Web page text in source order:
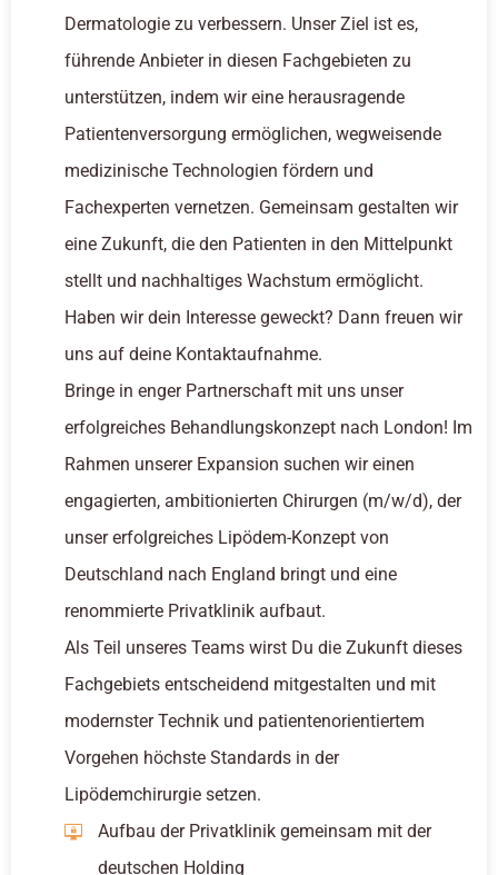
Dermatologie zu verbessern. Unser Ziel ist es,
führende Anbieter in diesen Fachgebieten zu
unterstützen, indem wir eine herausragende
Patientenversorgung ermöglichen, wegweisende
medizinische Technologien fördern und
Fachexperten vernetzen. Gemeinsam gestalten wir
eine Zukunft, die den Patienten in den Mittelpunkt
stellt und nachhaltiges Wachstum ermöglicht.
Haben wir dein Interesse geweckt? Dann freuen wir
uns auf deine Kontaktaufnahme.
Bringe in enger Partnerschaft mit uns unser
erfolgreiches Behandlungskonzept nach London! Im
Rahmen unserer Expansion suchen wir einen
engagierten, ambitionierten Chirurgen (m/w/d), der
unser erfolgreiches Lipödem-Konzept von
Deutschland nach England bringt und eine
renommierte Privatklinik aufbaut.
Als Teil unseres Teams wirst Du die Zukunft dieses
Fachgebiets entscheidend mitgestalten und mit
modernster Technik und patientenorientiertem
Vorgehen höchste Standards in der
Lipödemchirurgie setzen.
Aufbau der Privatklinik gemeinsam mit der
deutschen Holding